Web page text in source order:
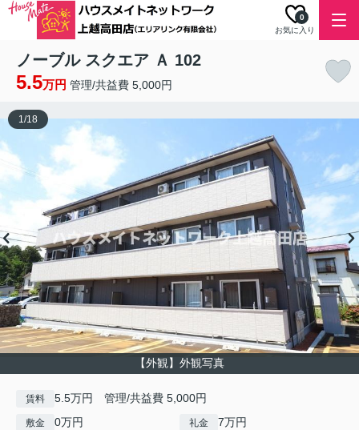
お気に入り
0
ノーブル スクエア Ａ 102
5.5万円 管理/共益費 5,000円
【外観】外観写真
1/18
賃料 5.5万円 管理/共益費 5,000円
敷金 0万円 礼金 7万円